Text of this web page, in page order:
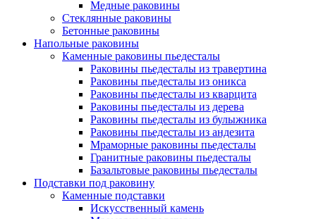
Медные раковины
Стеклянные раковины
Бетонные раковины
Напольные раковины
Каменные раковины пьедесталы
Раковины пьедесталы из травертина
Раковины пьедесталы из оникса
Раковины пьедесталы из кварцита
Раковины пьедесталы из дерева
Раковины пьедесталы из булыжника
Раковины пьедесталы из андезита
Мраморные раковины пьедесталы
Гранитные раковины пьедесталы
Базальтовые раковины пьедесталы
Подставки под раковину
Каменные подставки
Искусственный камень